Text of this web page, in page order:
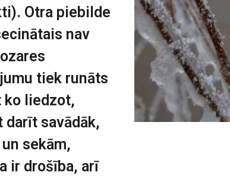
Otra piebilde
nav
tiek runāts
ko liedzot,
darīt savādāk,
sekām,
ir drošība, arī